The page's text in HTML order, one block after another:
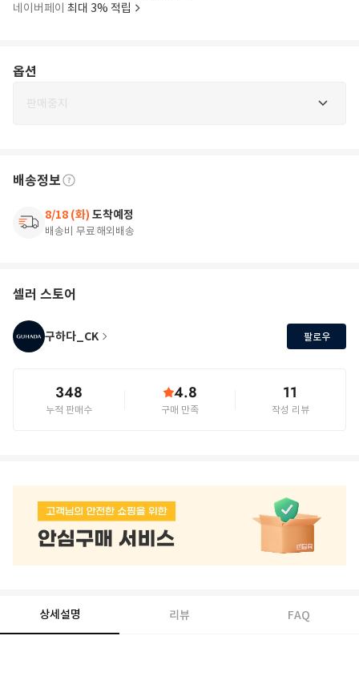
네이버페이 최대 3% 적립
옵션
판매중지
배송정보
8/18 (화) 도착예정
배송비 무료해외배송
셀러 스토어
구하다_CK 팔로우
348
누적 판매수
4.8
구매 만족
11
작성 리뷰
상세설명 리뷰 FAQ